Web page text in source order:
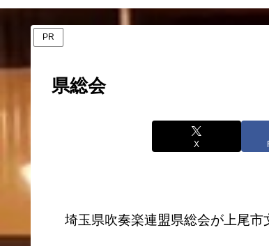
PR
県総会
X
埼玉県吹奏楽連盟県総会が上尾市